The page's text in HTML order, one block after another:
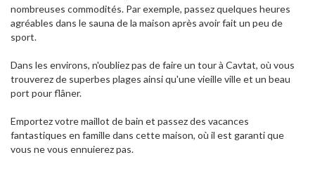
nombreuses commodités. Par exemple, passez quelques heures
agréables dans le sauna de la maison après avoir fait un peu de
sport.
Dans les environs, n'oubliez pas de faire un tour à Cavtat, où vous
trouverez de superbes plages ainsi qu'une vieille ville et un beau
port pour flâner.
Emportez votre maillot de bain et passez des vacances
fantastiques en famille dans cette maison, où il est garanti que
vous ne vous ennuierez pas.